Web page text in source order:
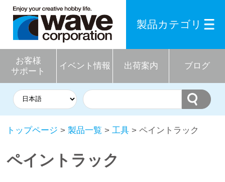
お客様
サポート
イベント情報 出荷案内 ブログ
製品カテゴリ
トップページ > 製品一覧 > 工具 > ペイントラック
ペイントラック